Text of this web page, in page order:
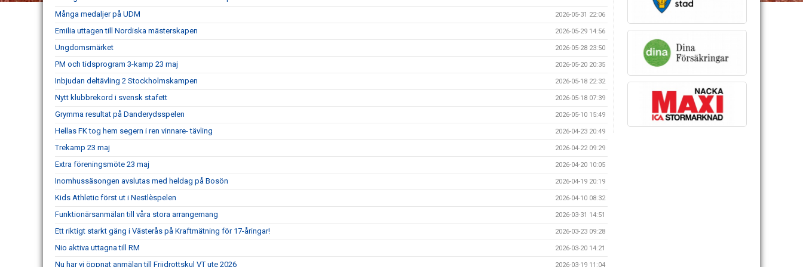
Många medaljer på UDM 2026-05-31 22:06
Emilia uttagen till Nordiska mästerskapen 2026-05-29 14:56
Ungdomsmärket 2026-05-28 23:50
PM och tidsprogram 3-kamp 23 maj 2026-05-20 20:35
Inbjudan deltävling 2 Stockholmskampen 2026-05-18 22:32
Nytt klubbrekord i svensk stafett 2026-05-18 07:39
Grymma resultat på Danderydsspelen 2026-05-10 15:49
Hellas FK tog hem segern i ren vinnare- tävling 2026-04-23 20:49
Trekamp 23 maj 2026-04-22 09:29
Extra föreningsmöte 23 maj 2026-04-20 10:05
Inomhussäsongen avslutas med heldag på Bosön 2026-04-19 20:19
Kids Athletic först ut i Nestlèspelen 2026-04-10 08:32
Funktionärsanmälan till våra stora arrangemang 2026-03-31 14:51
Ett riktigt starkt gäng i Västerås på Kraftmätning för 17-åringar! 2026-03-23 09:28
Nio aktiva uttagna till RM 2026-03-20 14:21
Nu har vi öppnat anmälan till Friidrottskul VT ute 2026 2026-03-19 11:04